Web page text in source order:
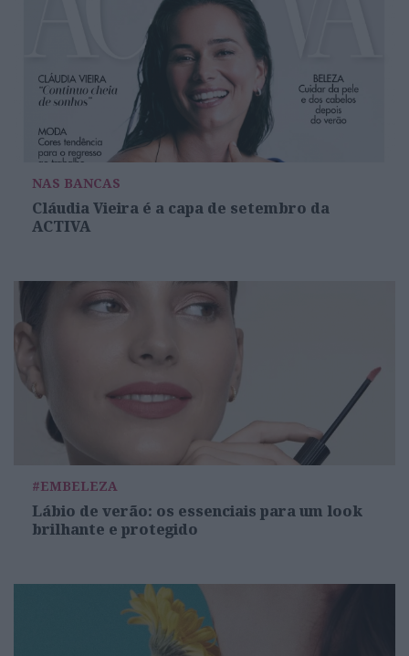
NAS BANCAS
Cláudia Vieira é a capa de setembro da
ACTIVA
#EMBELEZA
Lábio de verão: os essenciais para um look
brilhante e protegido